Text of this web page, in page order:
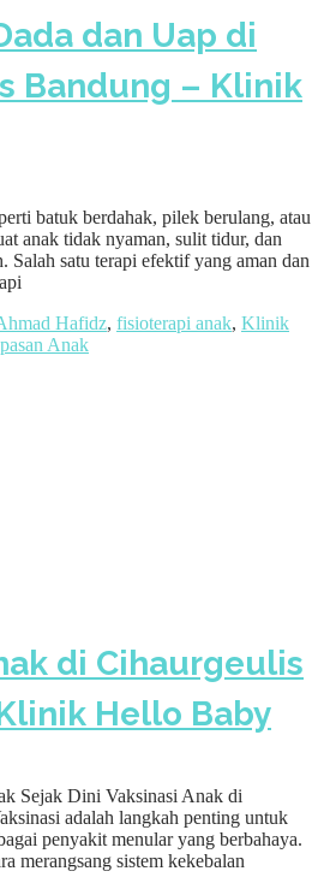
dan Uap di
Bandung – Klinik
batuk berdahak, pilek berulang, atau
anak tidak nyaman, sulit tidur, dan
Salah satu terapi efektif yang aman dan
Hafidz, fisioterapi anak, Klinik
Anak
di Cihaurgeulis
Hello Baby
Sejak Dini Vaksinasi Anak di
adalah langkah penting untuk
penyakit menular yang berbahaya.
merangsang sistem kekebalan